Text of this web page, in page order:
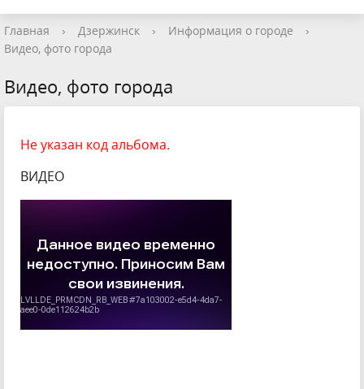
Главная › Дзержинск › Информация о городе
›
Видео, фото города
Видео, фото города
Не указан код альбома.
ВИДЕО